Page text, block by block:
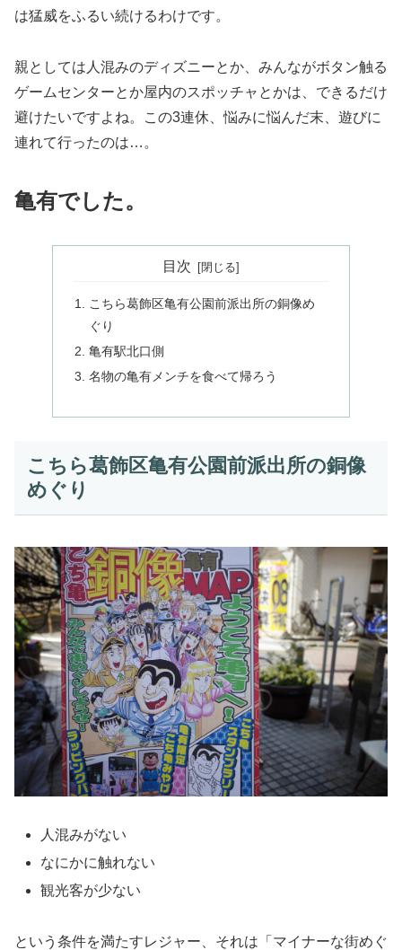
は猛威をふるい続けるわけです。
親としては人混みのディズニーとか、みんながボタン触る
ゲームセンターとか屋内のスポッチャとかは、できるだけ
避けたいですよね。この3連休、悩みに悩んだ末、遊びに
連れて行ったのは…。
亀有でした。
目次
こちら葛飾区亀有公園前派出所の銅像め
ぐり
亀有駅北口側
名物の亀有メンチを食べて帰ろう
こちら葛飾区亀有公園前派出所の銅像
めぐり
人混みがない
なにかに触れない
観光客が少ない
という条件を満たすレジャー、それは「マイナーな街めぐ